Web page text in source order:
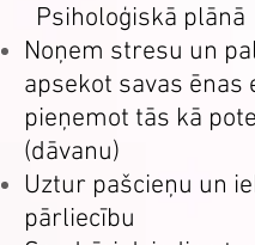
Psiholoģiskā plānā
Noņem stresu un
apsekot savas ēnas
pieņemot tās kā
(dāvanu)
Uztur pašcieņu un
pārliecību